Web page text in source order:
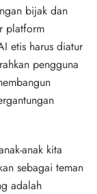
bijak dan
platform
etis harus diatur
pengguna
anak kita
sebagai teman
adalah